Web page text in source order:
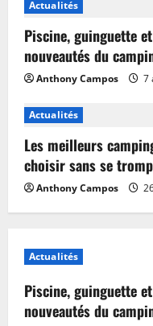
Actualités
Piscine, guinguette
nouveautés du
Anthony Campos 7
Actualités
Les meilleurs
choisir sans se
Anthony Campos
Actualités
Piscine, guinguette
nouveautés du